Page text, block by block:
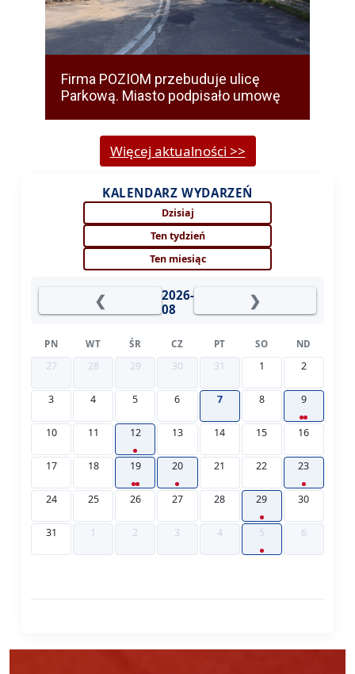
Firma POZIOM przebuduje ulicę
Parkową. Miasto podpisało umowę
Więcej aktualności >>
KALENDARZ WYDARZEŃ
Dzisiaj
Ten tydzień
Ten miesiąc
❮
2026-
08
❯
PN WT ŚR CZ PT SO ND
27 28 29 30 31 1 2
3 4 5 6 7 8 9
10 11 12 13 14 15 16
17 18 19 20 21 22 23
24 25 26 27 28 29 30
31 1 2 3 4 5 6